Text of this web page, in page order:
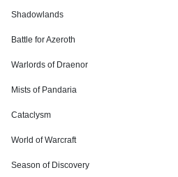
Shadowlands
Battle for Azeroth
Warlords of Draenor
Mists of Pandaria
Cataclysm
World of Warcraft
Season of Discovery